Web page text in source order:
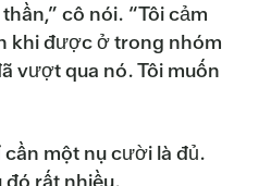
cô nói. “Tôi cảm
khi được ở trong nhóm
vượt qua nó. Tôi muốn
một nụ cười là đủ.